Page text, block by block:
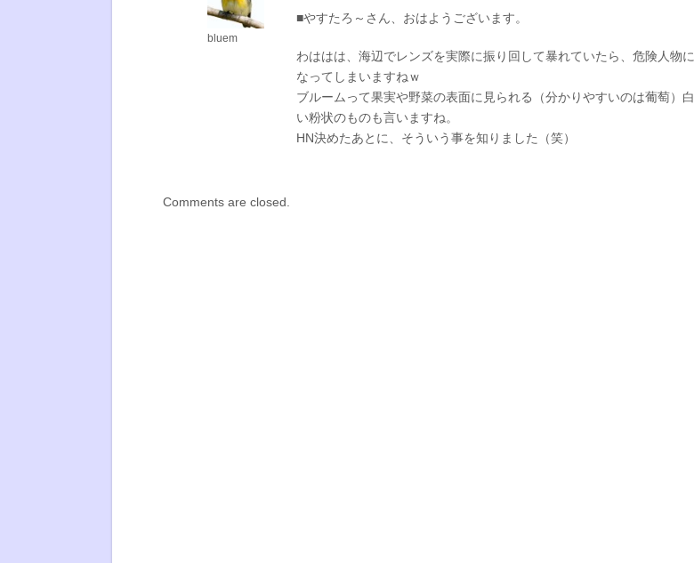
bluem
■やすたろ～さん、おはようございます。
わははは、海辺でレンズを実際に振り回して暴れていたら、危険人物に
なってしまいますねｗ
ブルームって果実や野菜の表面に見られる（分かりやすいのは葡萄）白
い粉状のものも言いますね。
HN決めたあとに、そういう事を知りました（笑）
Comments are closed.